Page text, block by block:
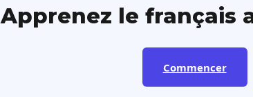
Apprenez le français
Commencer